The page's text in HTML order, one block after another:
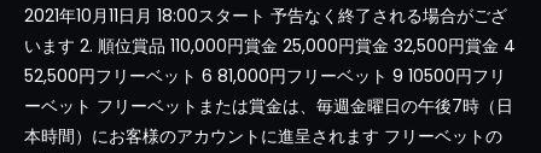
2021年10月11日月 18:00スタート 予告なく終了される場合がござ
います 2. 順位賞品 110,000円賞金 25,000円賞金 32,500円賞金 4
52,500円フリーベット 6 81,000円フリーベット 9 10500円フリ
ーベット フリーベットまたは賞金は、毎週金曜日の午後7時（日
本時間）にお客様のアカウントに進呈されます フリーベットの